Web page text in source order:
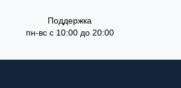
Поддержка
пн-вс с 10:00 до 20:00